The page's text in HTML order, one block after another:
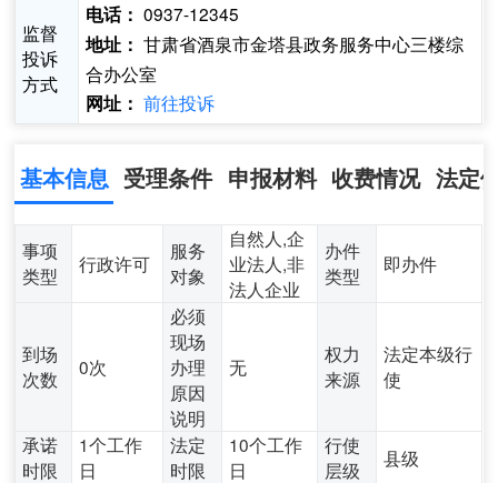
监督
投诉
方式
电话： 0937-12345
地址： 甘肃省酒泉市金塔县政务服务中心三楼综
合办公室
网址： 前往投诉
基本信息 受理条件 申报材料 收费情况 法定
事项
类型
行政许可
服务
对象
自然人,企
业法人,非
法人企业
办件
类型
即办件
到场
次数
0次
必须
现场
办理
原因
说明
无
权力
来源
法定本级行
使
承诺
时限
1个工作
日
法定
时限
10个工作
日
行使
层级
县级